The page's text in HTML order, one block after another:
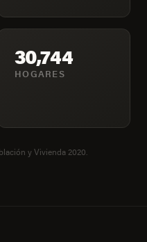
30,744
HOGARES
y Vivienda 2020.